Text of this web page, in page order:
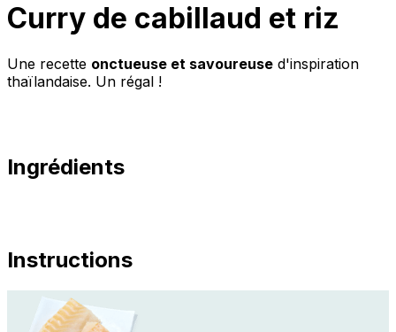
Curry de cabillaud et riz
Une recette onctueuse et savoureuse d'inspiration
thaïlandaise. Un régal !
Ingrédients
Instructions